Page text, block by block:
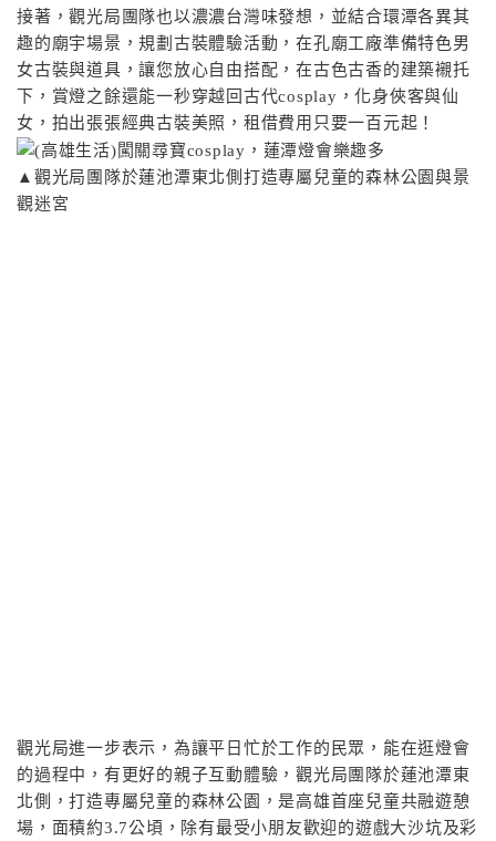
接著，觀光局團隊也以濃濃台灣味發想，並結合環潭各異其
趣的廟宇場景，規劃古裝體驗活動，在孔廟工廠準備特色男
女古裝與道具，讓您放心自由搭配，在古色古香的建築襯托
下，賞燈之餘還能一秒穿越回古代cosplay，化身俠客與仙
女，拍出張張經典古裝美照，租借費用只要一百元起！
▲觀光局團隊於蓮池潭東北側打造專屬兒童的森林公園與景
觀迷宮
觀光局進一步表示，為讓平日忙於工作的民眾，能在逛燈會
的過程中，有更好的親子互動體驗，觀光局團隊於蓮池潭東
北側，打造專屬兒童的森林公園，是高雄首座兒童共融遊憩
場，面積約3.7公頃，除有最受小朋友歡迎的遊戲大沙坑及彩